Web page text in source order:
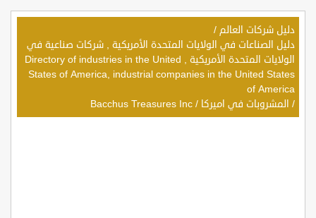
دليل شركات العالم /
دليل الصناعات في الولايات المتحدة الأمريكية , شركات صناعية في
الولايات المتحدة الأمريكية , Directory of industries in the United
States of America, industrial companies in the United States
of America
/ المشروبات في اميركا /
Bacchus Treasures Inc